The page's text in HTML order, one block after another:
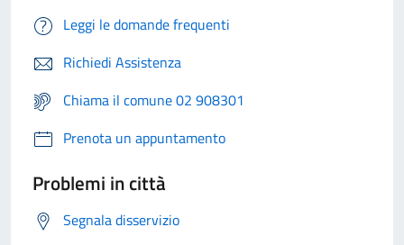
Leggi le domande frequenti
Richiedi Assistenza
Chiama il comune 02 908301
Prenota un appuntamento
Problemi in città
Segnala disservizio